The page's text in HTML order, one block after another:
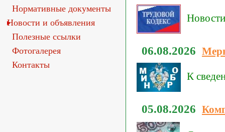
Нормативные документы
Новости и объявления
Полезные ссылки
Фотогалерея
Контакты
06.08.2026
К
05.08.2026